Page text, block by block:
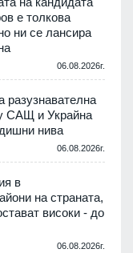
е толкова
ни се лансира
06.08.2026г.
разузнавателна
САЩ и Украйна
нива
06.08.2026г.
в
на страната,
високи - до
06.08.2026г.